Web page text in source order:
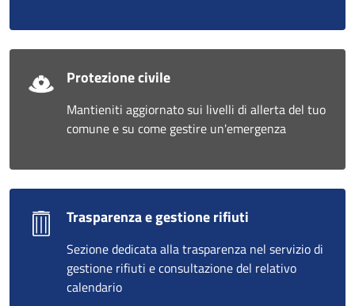
Protezione civile
Mantieniti aggiornato sui livelli di allerta del tuo
comune e su come gestire un'emergenza
Trasparenza e gestione rifiuti
Sezione dedicata alla trasparenza nel servizio di
gestione rifiuti e consultazione del relativo
calendario